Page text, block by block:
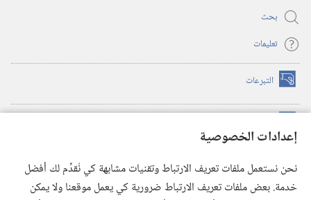
إعدادات الخصوصية
نحن نستعمل ملفات تعريف الارتباط وتقنيات مشابهة كي نُقدِّم لك أفضل
خدمة. بعض ملفات تعريف الارتباط ضرورية كي يعمل موقعنا ولا يمكن
بحث
تعليمات
التبرعات (يفتح
نافذة
(يفتح
نافذة
(يفتح
نافذة
جديدة) تطبيق ®
JW Library